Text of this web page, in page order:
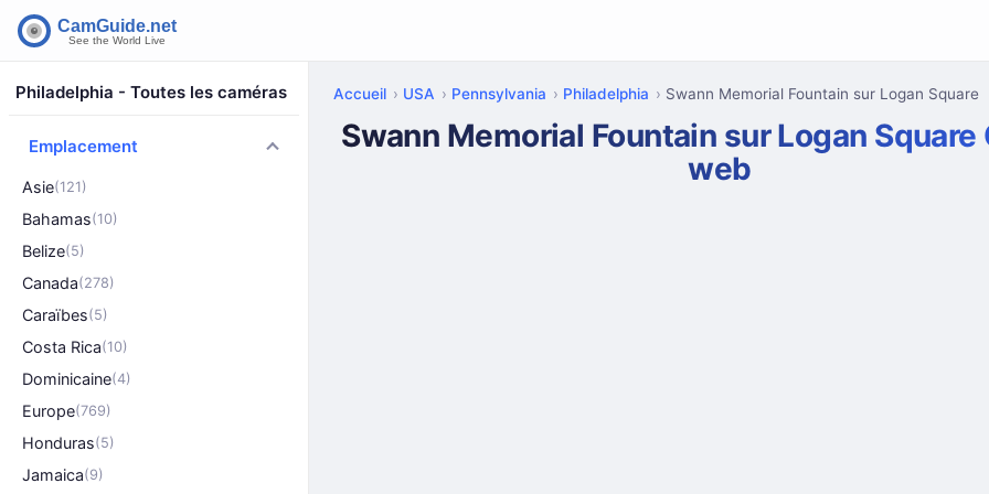
Philadelphia - Toutes les caméras
Emplacement
Asie(121)
Bahamas(10)
Belize(5)
Canada(278)
Caraïbes(5)
Costa Rica(10)
Dominicaine(4)
Europe(769)
Honduras(5)
Jamaica(9)
Accueil USA Pennsylvania Philadelphia Swann Memorial Fountain sur Logan Square
Swann Memorial Fountain sur Logan Square
web